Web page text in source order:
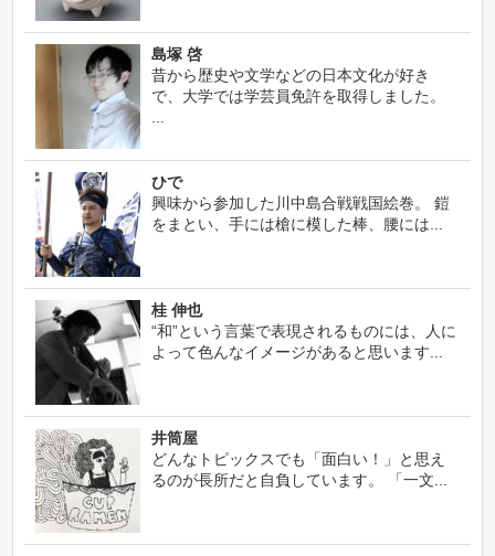
島塚 啓
昔から歴史や文学などの日本文化が好き
で、大学では学芸員免許を取得しました。
ひで
興味から参加した川中島合戦戦国絵巻。 鎧
をまとい、手には槍に模した棒、腰には...
桂 伸也
“和”という言葉で表現されるものには、人に
よって色んなイメージがあると思います...
井筒屋
どんなトピックスでも「面白い！」と思え
るのが長所だと自負しています。 「一文...